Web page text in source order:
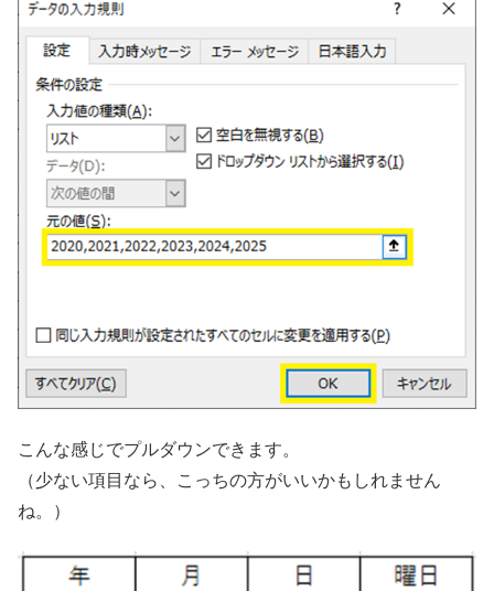
こんな感じでプルダウンできます。
（少ない項目なら、こっちの方がいいかもしれません
ね。）